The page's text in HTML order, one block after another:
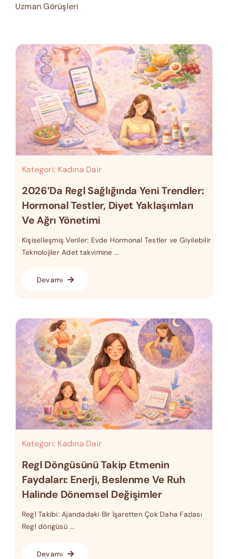
Uzman Görüşleri
Kategori: Kadına Dair
2026’da Regl Sağlığında Yeni Trendler:
Hormonal Testler, Diyet Yaklaşımları
Ve Ağrı Yönetimi
Kişiselleşmiş Veriler: Evde Hormonal Testler ve Giyilebilir
Teknolojiler Adet takvimine ...
Devamı
Kategori: Kadına Dair
Regl Döngüsünü Takip Etmenin
Faydaları: Enerji, Beslenme Ve Ruh
Halinde Dönemsel Değişimler
Regl Takibi: Ajandadaki Bir İşaretten Çok Daha Fazlası
Regl döngüsü ...
Devamı